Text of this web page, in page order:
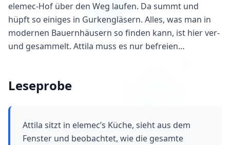
elemec-Hof über den Weg laufen. Da summt und
hüpft so einiges in Gurkengläsern. Alles, was man in
modernen Bauernhäusern so finden kann, ist hier ver-
und gesammelt. Attila muss es nur befreien…
Leseprobe
Attila sitzt in elemec’s Küche, sieht aus dem
Fenster und beobachtet, wie die gesamte